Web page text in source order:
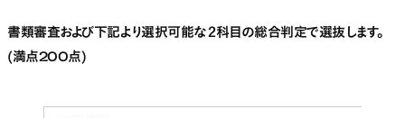
書類審査および下記より選択可能な２科目の総合判定で選抜します。
(満点200点)